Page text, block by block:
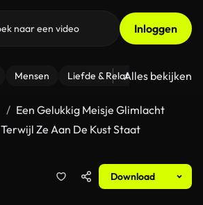
Inloggen
Mensen Liefde & Relaties - Fitness
Alles bekijken
Een Gelukkig Meisje Glimlacht
Terwijl Ze Aan De Kust Staat
Download